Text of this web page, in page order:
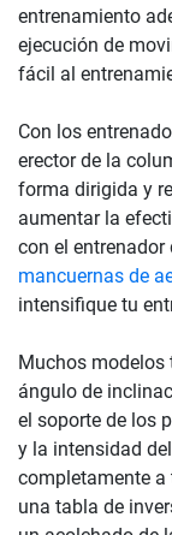
entrenamiento
ejecución de
fácil al
Con los
erector de la
forma dirigida y
aumentar la
con el entrenador
mancuernas de
intensifique tu
Muchos modelos
ángulo de
el soporte de los
y la intensidad
completamente a
una tabla de